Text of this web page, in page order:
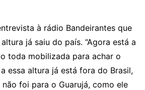
à rádio Bandeirantes que
já saiu do país. “Agora está a
toda mobilizada para achar o
essa altura já está fora do Brasil,
foi para o Guarujá, como ele